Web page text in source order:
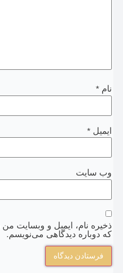
نام *
ایمیل *
وب‌ سایت
ذخیره نام، ایمیل و وبسایت
که دوباره دیدگاهی می‌نویسم.